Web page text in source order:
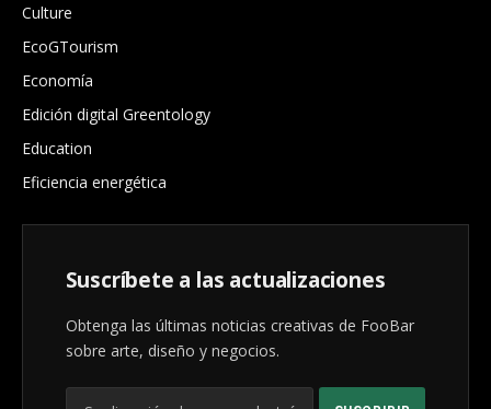
Culture
EcoGTourism
Economía
Edición digital Greentology
Education
Eficiencia energética
Suscríbete a las actualizaciones
Obtenga las últimas noticias creativas de FooBar
sobre arte, diseño y negocios.